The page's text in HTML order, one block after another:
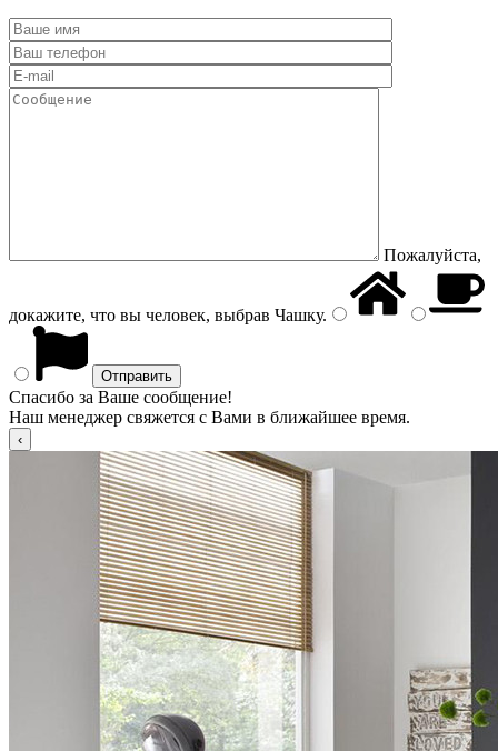
Пожалуйста,
докажите, что вы человек, выбрав Чашку.
Спасибо за Ваше сообщение!
Наш менеджер свяжется с Вами в ближайшее время.